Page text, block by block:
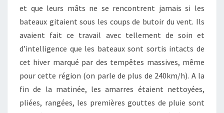
et que leurs mâts ne se rencontrent jamais si les
bateaux gitaient sous les coups de butoir du vent. Ils
avaient fait ce travail avec tellement de soin et
d’intelligence que les bateaux sont sortis intacts de
cet hiver marqué par des tempêtes massives, même
pour cette région (on parle de plus de 240km/h). A la
fin de la matinée, les amarres étaient nettoyées,
pliées, rangées, les premières gouttes de pluie sont